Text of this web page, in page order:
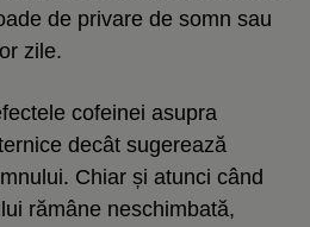
de privare de somn sau
zile.
cofeinei asupra
decât sugerează
Chiar și atunci când
rămâne neschimbată,